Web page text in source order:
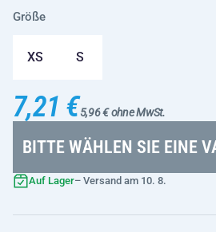
Größe
XS S
7,21 €5,96 € ohne MwSt.
BITTE WÄHLEN SIE EINE
Auf Lager– Versand am 10. 8.